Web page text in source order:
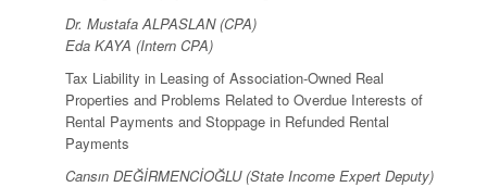
Dr. Mustafa ALPASLAN (CPA)
Eda KAYA (Intern CPA)
Tax Liability in Leasing of Association-Owned Real
Properties and Problems Related to Overdue Interests of
Rental Payments and Stoppage in Refunded Rental
Payments
Cansın DEĞİRMENCİOĞLU (State Income Expert Deputy)